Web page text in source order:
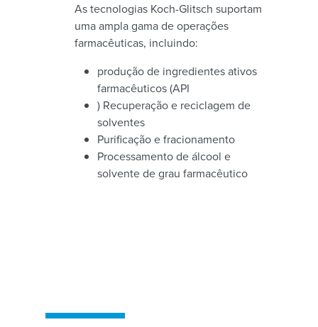
As tecnologias Koch-Glitsch suportam
uma ampla gama de operações
farmacêuticas, incluindo:
produção de ingredientes ativos
farmacêuticos (API
) Recuperação e reciclagem de
solventes
Purificação e fracionamento
Processamento de álcool e
solvente de grau farmacêutico